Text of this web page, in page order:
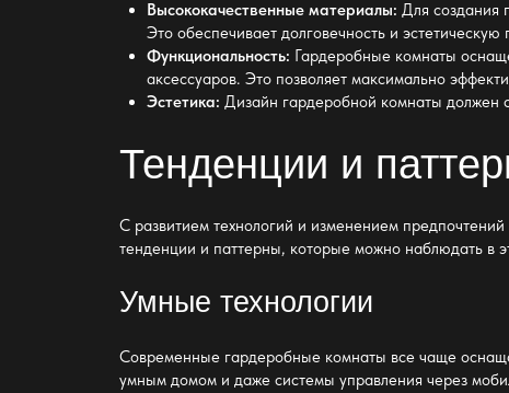
Высококачественные материалы: Для создания
Это обеспечивает долговечность и эстетическую
Функциональность: Гардеробные комнаты
аксессуаров. Это позволяет максимально
Эстетика: Дизайн гардеробной комнаты должен
Тенденции и
С развитием технологий и изменением
тенденции и паттерны, которые можно наблюдать в
Умные технологии
Современные гардеробные комнаты все чаще
умным домом и даже системы управления через